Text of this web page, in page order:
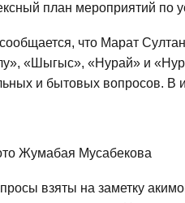
план мероприятий по
что Марат
«Шыгыс», «Нурай» и
и бытовых вопросов. В
Жумабая Мусабекова
взяты на заметку